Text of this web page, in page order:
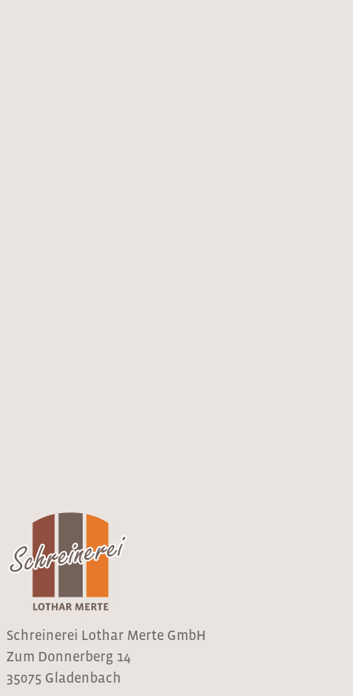
Schreinerei Lothar Merte GmbH
Zum Donnerberg 14
35075 Gladenbach